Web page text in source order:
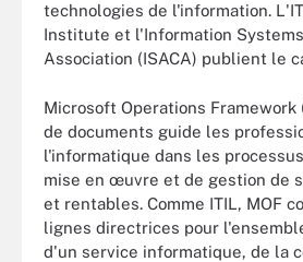
technologies de l'information.
Institute et l'Information
Association (ISACA) publient le
Microsoft Operations Framework
de documents guide les
l'informatique dans les
mise en œuvre et de gestion de
et rentables. Comme ITIL, MOF
lignes directrices pour
d'un service informatique, de la